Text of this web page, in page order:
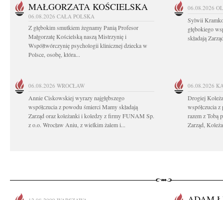
MAŁGORZATA KOŚCIELSKA
06.08.2026 CAŁA POLSKA
Z głębokim smutkiem żegnamy Panią Profesor
Małgorzatę Kościelską naszą Mistrzynię i
Współtwórczynię psychologii klinicznej dziecka w
Polsce, osobę, która...
06.08.2026
Sylwii
głębokiego
składają
06.08.2026 WROCŁAW
Annie Ciskowskiej wyrazy najgłębszego
współczucia z powodu śmierci Mamy składają
Zarząd oraz koleżanki i koledzy z firmy FUNAM Sp.
z o.o. Wrocław Aniu, z wielkim żalem i...
06.08.2026
Drogiej
współczucia
razem z Tobą
Zarząd,